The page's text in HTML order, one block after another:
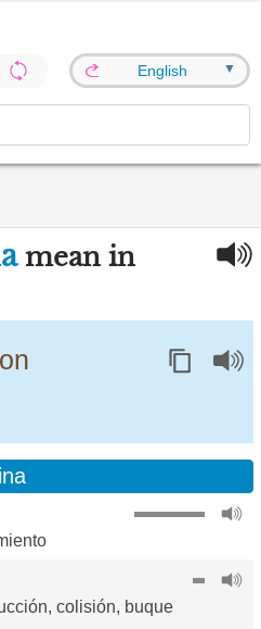
English ▼
mean in
, colisión, buque